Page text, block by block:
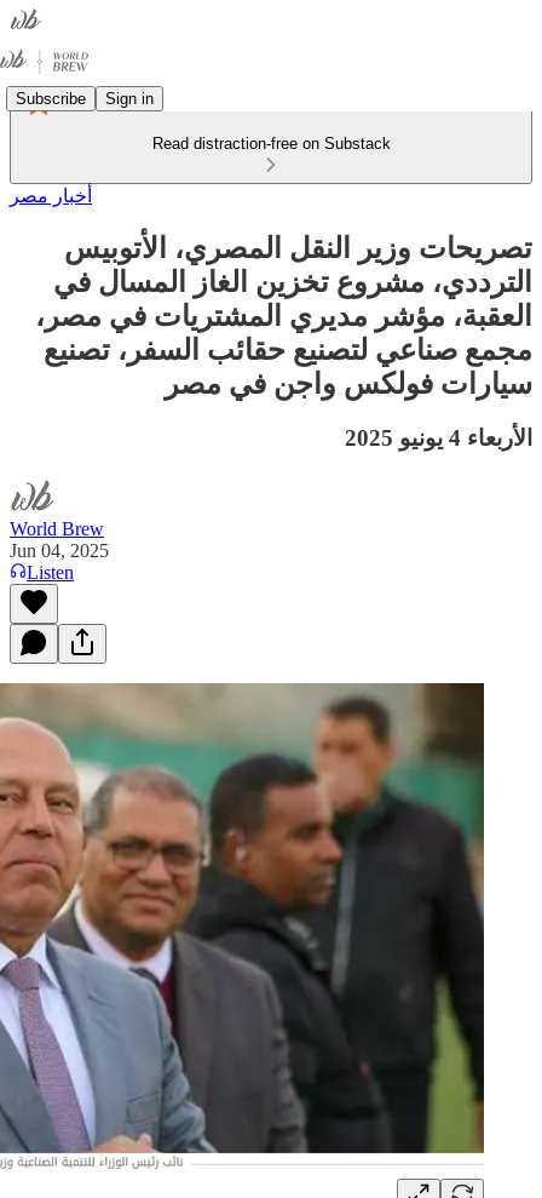
Subscribe Sign in
Read distraction-free on Substack
أخبار مصر
تصريحات وزير النقل المصري، الأتوبيس
الترددي، مشروع تخزين الغاز المسال في
العقبة، مؤشر مديري المشتريات في مصر،
مجمع صناعي لتصنيع حقائب السفر، تصنيع
سيارات فولكس واجن في مصر
الأربعاء 4 يونيو 2025
World Brew
Jun 04, 2025
Listen